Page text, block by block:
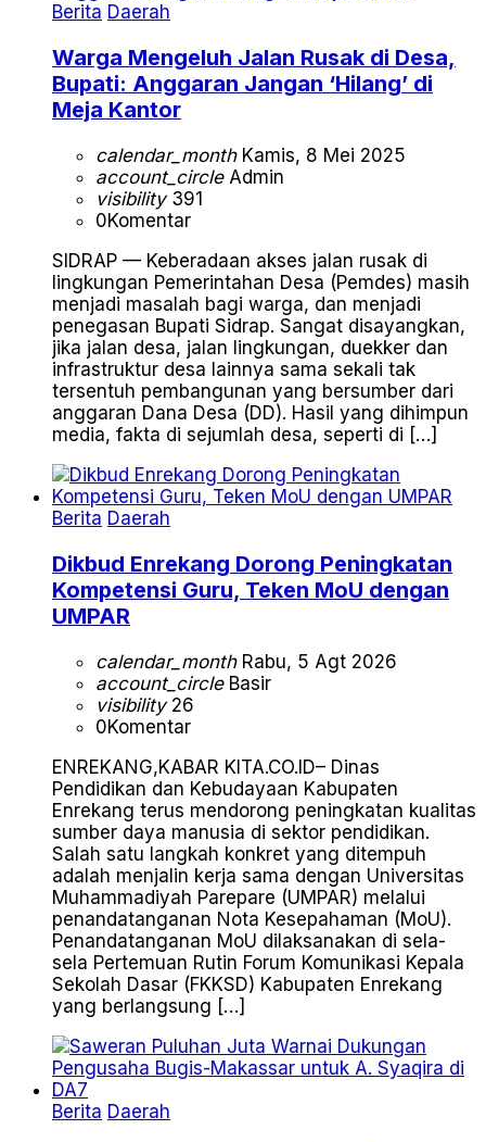
Berita Daerah
Warga Mengeluh Jalan Rusak di Desa,
Bupati: Anggaran Jangan ‘Hilang’ di
Meja Kantor
calendar_monthKamis, 8 Mei 2025
account_circleAdmin
visibility391
0Komentar
SIDRAP — Keberadaan akses jalan rusak di
lingkungan Pemerintahan Desa (Pemdes) masih
menjadi masalah bagi warga, dan menjadi
penegasan Bupati Sidrap. Sangat disayangkan,
jika jalan desa, jalan lingkungan, duekker dan
infrastruktur desa lainnya sama sekali tak
tersentuh pembangunan yang bersumber dari
anggaran Dana Desa (DD). Hasil yang dihimpun
media, fakta di sejumlah desa, seperti di […]
Berita Daerah
Dikbud Enrekang Dorong Peningkatan
Kompetensi Guru, Teken MoU dengan
UMPAR
calendar_monthRabu, 5 Agt 2026
account_circleBasir
visibility26
0Komentar
ENREKANG,KABAR KITA.CO.ID– Dinas
Pendidikan dan Kebudayaan Kabupaten
Enrekang terus mendorong peningkatan kualitas
sumber daya manusia di sektor pendidikan.
Salah satu langkah konkret yang ditempuh
adalah menjalin kerja sama dengan Universitas
Muhammadiyah Parepare (UMPAR) melalui
penandatanganan Nota Kesepahaman (MoU).
Penandatanganan MoU dilaksanakan di sela-
sela Pertemuan Rutin Forum Komunikasi Kepala
Sekolah Dasar (FKKSD) Kabupaten Enrekang
yang berlangsung […]
Berita Daerah